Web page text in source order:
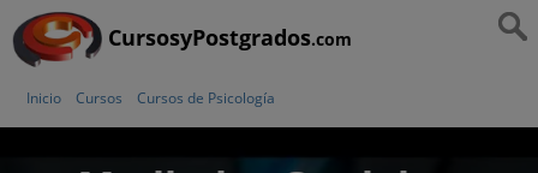
CursosyPostgrados.com
Inicio Cursos Cursos de Psicología